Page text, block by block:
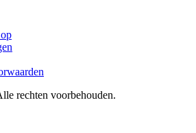
rechten voorbehouden.